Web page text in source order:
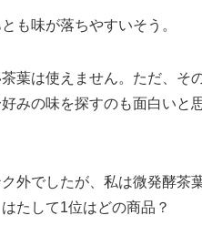
も味が落ちやすいそう。
葉は使えません。ただ、そ
みの味を探すのも面白いと
外でしたが、私は微発酵茶
たして1位はどの商品？